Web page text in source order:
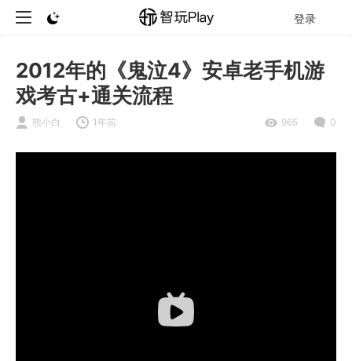
登录
2012年的《鬼泣4》安卓老手机游
戏考古+通关流程
熊小白 1年前 965 0